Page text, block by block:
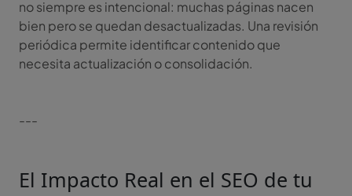
no siempre es intencional: muchas páginas nacen
bien pero se quedan desactualizadas. Una revisión
periódica permite identificar contenido que
necesita actualización o consolidación.
---
El Impacto Real en el SEO de tu